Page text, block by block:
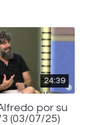
24:39
por su
(03/07/25)